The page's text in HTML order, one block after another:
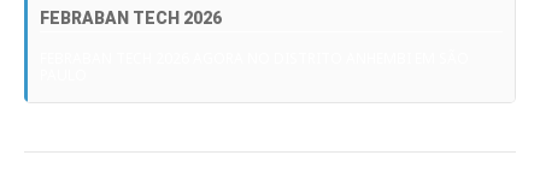
FEBRABAN TECH 2026